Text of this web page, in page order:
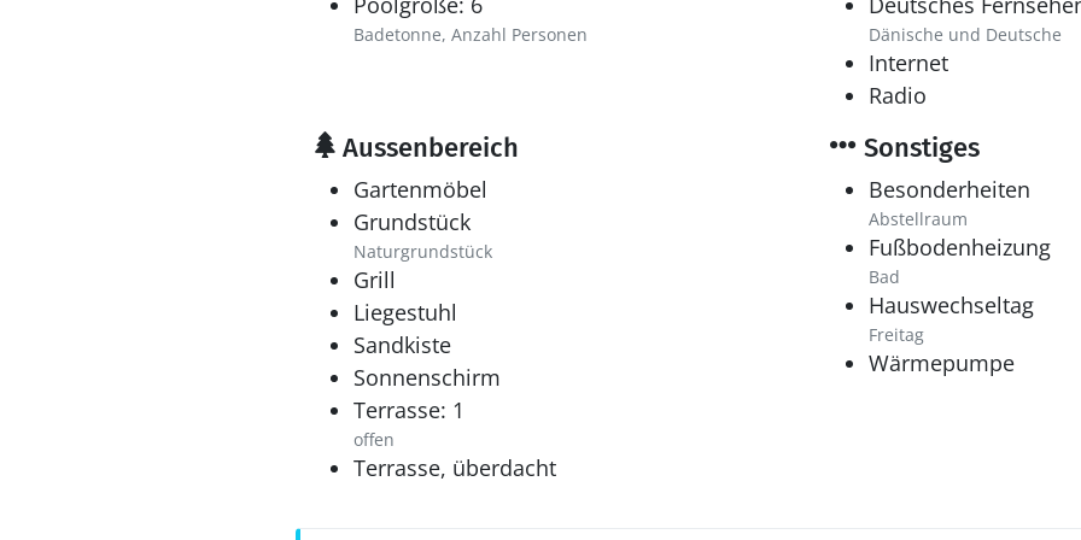
Badetonne, Anzahl Personen Dänische und Deutsche
Internet
Radio
Aussenbereich
Gartenmöbel
Grundstück
Naturgrundstück
Grill
Liegestuhl
Sandkiste
Sonnenschirm
Terrasse: 1
offen
Terrasse, überdacht
Sonstiges
Besonderheiten
Abstellraum
Fußbodenheizung
Bad
Hauswechseltag
Freitag
Wärmepumpe